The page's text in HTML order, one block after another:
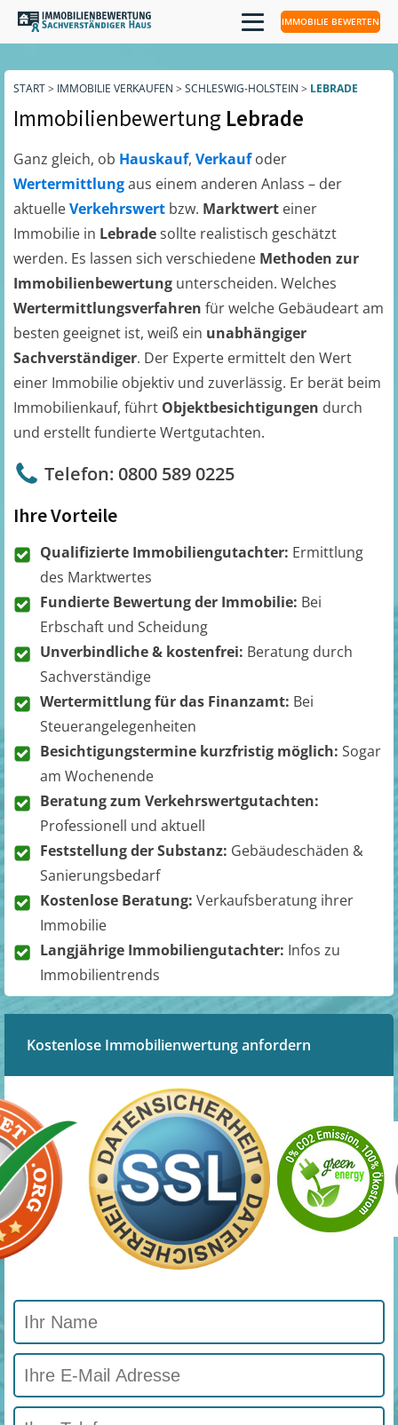
IMMOBILIE BEWERTEN
START> IMMOBILIE VERKAUFEN > SCHLESWIG-HOLSTEIN > LEBRADE
Immobilienbewertung Lebrade
Ganz gleich, ob Hauskauf, Verkaufoder
Wertermittlungaus einem anderen Anlass – der
aktuelleVerkehrswert bzw. Marktwert einer
Immobilie in Lebradesollte realistisch geschätzt
werden. Es lassen sich verschiedene Methoden zur
Immobilienbewertung unterscheiden. Welches
Wertermittlungsverfahren für welche Gebäudeart am
besten geeignet ist, weiß ein unabhängiger
Sachverständiger. Der Experte ermittelt den Wert
einer Immobilie objektiv und zuverlässig. Er berät beim
Immobilienkauf, führt Objektbesichtigungen durch
und erstellt fundierte Wertgutachten.
Telefon: 0800 589 0225
Ihre Vorteile
Qualifizierte Immobiliengutachter: Ermittlung
des Marktwertes
Fundierte Bewertung der Immobilie: Bei
Erbschaft und Scheidung
Unverbindliche & kostenfrei: Beratung durch
Sachverständige
Wertermittlung für das Finanzamt: Bei
Steuerangelegenheiten
Besichtigungstermine kurzfristig möglich: Sogar
am Wochenende
Beratung zum Verkehrswertgutachten:
Professionell und aktuell
Feststellung der Substanz: Gebäudeschäden &
Sanierungsbedarf
Kostenlose Beratung: Verkaufsberatung ihrer
Immobilie
Langjährige Immobiliengutachter: Infos zu
Immobilientrends
Kostenlose Immobilienwertung anfordern